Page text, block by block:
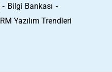
Bilgi Bankası
Yazılım Trendleri